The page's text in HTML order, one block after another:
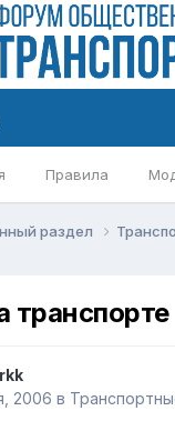
Правила
раздел
транспорте
2006 в